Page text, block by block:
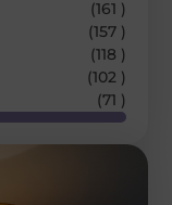
(161 )
(157 )
(118 )
(102 )
(71 )